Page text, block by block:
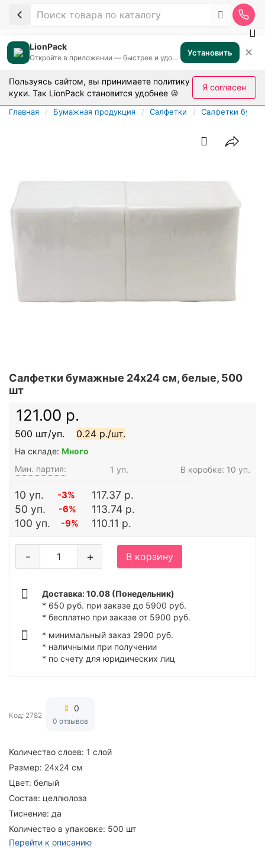
LionPack
Откройте в приложении — быстрее и удобнее Установить ✕
Пользуясь сайтом, вы принимаете политику
куки. Так LionPack становится удобнее 🍪
Я согласен
Главная Бумажная продукция Салфетки Салфетки
Салфетки бумажные 24x24 см, белые, 500
шт
Количество слоев: 1 слой
Размер: 24х24 см
Цвет: белый
Состав: целлюлоза
Тиснение: да
Количество в упаковке: 500 шт
Перейти к описанию
121.00 р.
500 шт/уп. 0.24 р./шт.
На складе: Много
Мин. партия:
1 уп. В коробке: 10 уп.
10 уп. -3%
117.37 р.
50 уп.
-6%
113.74 р.
100 уп.
-9% 110.11 р.
+
- В корзину
Доставка: 10.08 (Понедельник)
* 650 руб. при заказе до 5900 руб.
* бесплатно при заказе от 5900 руб.
* минимальный заказ 2900 руб.
* наличными при получении
* по счету для юридических лиц
Код: 2782
0
0 отзывов